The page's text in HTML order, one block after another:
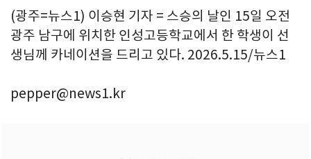
(광주=뉴스1) 이승현 기자 = 스승의 날인 15일 오전
광주 남구에 위치한 인성고등학교에서 한 학생이 선
생님께 카네이션을 드리고 있다. 2026.5.15/뉴스1
pepper@news1.kr